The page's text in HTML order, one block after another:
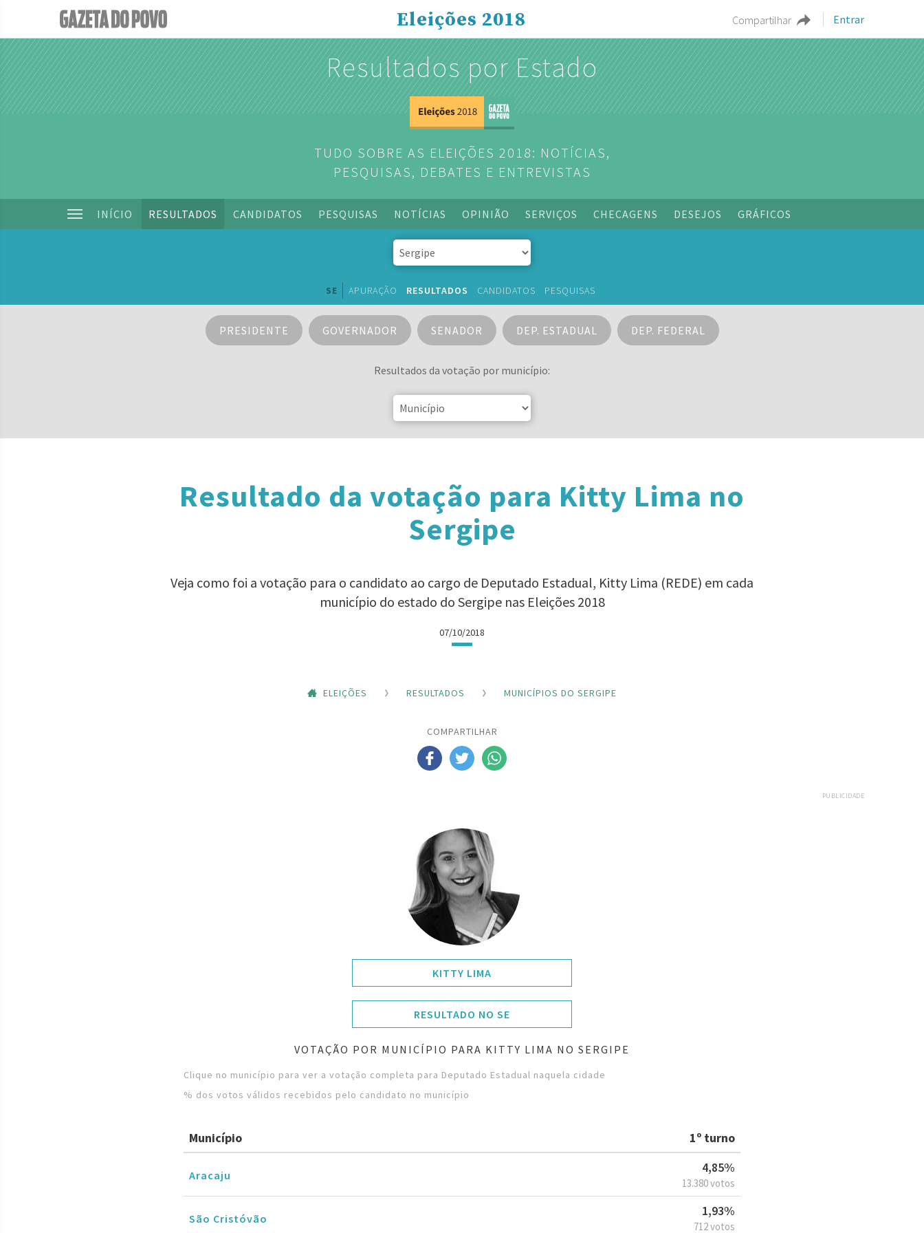
Compartilhar Entrar
Eleições 2018
Resultados por Estado
TUDO SOBRE AS ELEIÇÕES 2018: NOTÍCIAS,
PESQUISAS, DEBATES E ENTREVISTAS
INÍCIO RESULTADOS CANDIDATOS PESQUISAS NOTÍCIAS OPINIÃO SERVIÇOS CHECAGENS DESEJOS GRÁFICOS
SE APURAÇÃO RESULTADOS CANDIDATOS PESQUISAS
PRESIDENTE GOVERNADOR SENADOR DEP. ESTADUAL DEP. FEDERAL
Resultados da votação por município:
Resultado da votação para Kitty Lima no
Sergipe
Veja como foi a votação para o candidato ao cargo de Deputado Estadual, Kitty Lima (REDE) em cada
município do estado do Sergipe nas Eleições 2018
07/10/2018
ELEIÇÕES RESULTADOS MUNICÍPIOS DO SERGIPE
COMPARTILHAR
PUBLICIDADE
KITTY LIMA
RESULTADO NO SE
VOTAÇÃO POR MUNICÍPIO PARA KITTY LIMA NO SERGIPE
Clique no município para ver a votação completa para Deputado Estadual naquela cidade
% dos votos válidos recebidos pelo candidato no município
Município 1º turno
Aracaju
4,85%
13.380 votos
São Cristóvão
1,93%
712 votos